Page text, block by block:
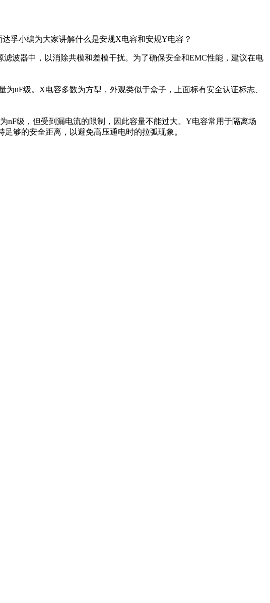
孚小编为大家讲解什么是安规X电容和安规Y电容？
波器中，以消除共模和差模干扰。为了确保安全和EMC性能，建议在电
uF级。X电容多数为方型，外观类似于盒子，上面标有安全认证标志、
级，但受到漏电流的限制，因此容量不能过大。Y电容常用于隔离场
够的安全距离，以避免高压通电时的拉弧现象。